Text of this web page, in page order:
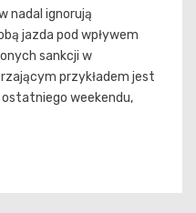
nadal ignorują
jazda pod wpływem
sankcji w
przykładem jest
weekendu,